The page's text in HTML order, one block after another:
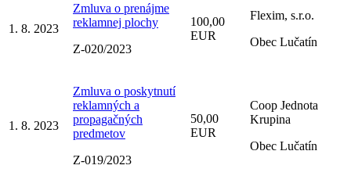
1. 8. 2023
Zmluva o prenájme
reklamnej plochy
Z-020/2023
100,00
EUR
Flexim, s.r.o.
Obec Lučatín
1. 8. 2023
Zmluva o poskytnutí
reklamných a
propagačných
predmetov
Z-019/2023
50,00
EUR
Coop Jednota
Krupina
Obec Lučatín